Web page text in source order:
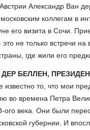
Александр Ван
коллегам в
его визита в Сочи.
не только встречи
где жили его
БЕЛЛЕН,
известно то, что мои
во времена Петра
ого века. Они были
губернии. И